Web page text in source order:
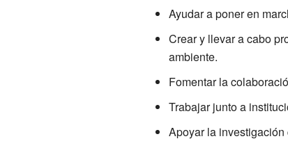
Ayudar a poner en
Crear y llevar a cabo
ambiente.
Fomentar la
Trabajar junto a
Apoyar la investigación